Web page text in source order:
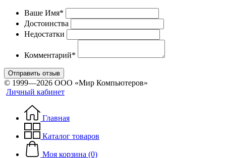
Ваше Имя*
Достоинства
Недостатки
Комментарий*
Отправить отзыв
© 1999—2026 ООО «Мир Компьютеров»
Личный кабинет
Главная
Каталог товаров
Моя корзина (0)